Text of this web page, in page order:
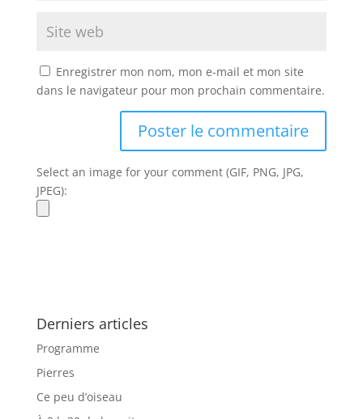
Enregistrer mon nom, mon e-mail et mon site
dans le navigateur pour mon prochain commentaire.
Select an image for your comment (GIF, PNG, JPG,
JPEG):
Derniers articles
Programme
Pierres
Ce peu d’oiseau